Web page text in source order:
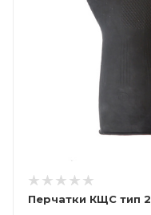
Перчатки КЩС тип 2